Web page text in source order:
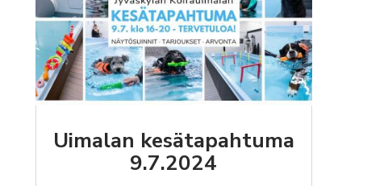
Uimalan kesätapahtuma
9.7.2024